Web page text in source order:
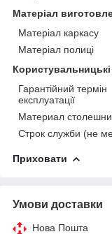
Матеріал
Матеріал каркасу
Матеріал полиці
Гарантійний термін
експлуатації
Материал
Строк служби (не
Приховати
Умови доставки
Нова Пошта